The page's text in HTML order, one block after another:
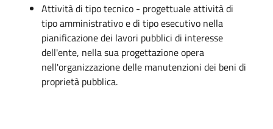
Attività di tipo tecnico - progettuale attività di
tipo amministrativo e di tipo esecutivo nella
pianificazione dei lavori pubblici di interesse
dell'ente, nella sua progettazione opera
nell'organizzazione delle manutenzioni dei beni di
proprietà pubblica.